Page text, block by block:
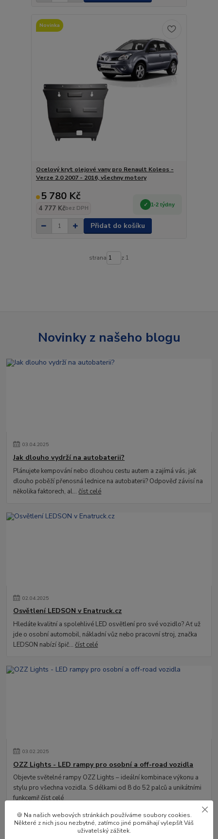
Novinka
Ocelový kryt olejové vany pro Renault Koleos -
Verze 2.0 2007 - 2016, všechny motory
5 780 Kč
4 777 Kčbez DPH
1-2 týdny
Přidat do košíku
strana z 1
Novinky z našeho blogu
03.04.2025
Jak dlouho vydrží na autobaterii?
Plánujete kempování nebo dlouhou cestu autem a zajímá vás, jak
dlouho poběží přenosná lednice na autobaterii? Odpověď závisí na
několika faktorech, al...číst celé
02.04.2025
Osvětlení LEDSON v Enatruck.cz
Hledáte kvalitní a spolehlivé LED osvětlení pro své vozidlo? Ať už
jde o osobní automobil, nákladní vůz nebo pracovní stroj, značka
LEDSON nabízí špič...číst celé
03.02.2025
OZZ Lights - LED rampy pro osobní a off-road vozidla
Objevte světelné rampy OZZ Lights – ideální kombinace výkonu a
stylu pro všechna vozidla. S délkami od 8 do 52 palců a unikátními
funkcemi!číst celé
🍪 Na našich webových stránkách používáme soubory cookies.
Některé z nich jsou nezbytné, zatímco jiné pomáhají vylepšít Váš
uživatelský zážitek.